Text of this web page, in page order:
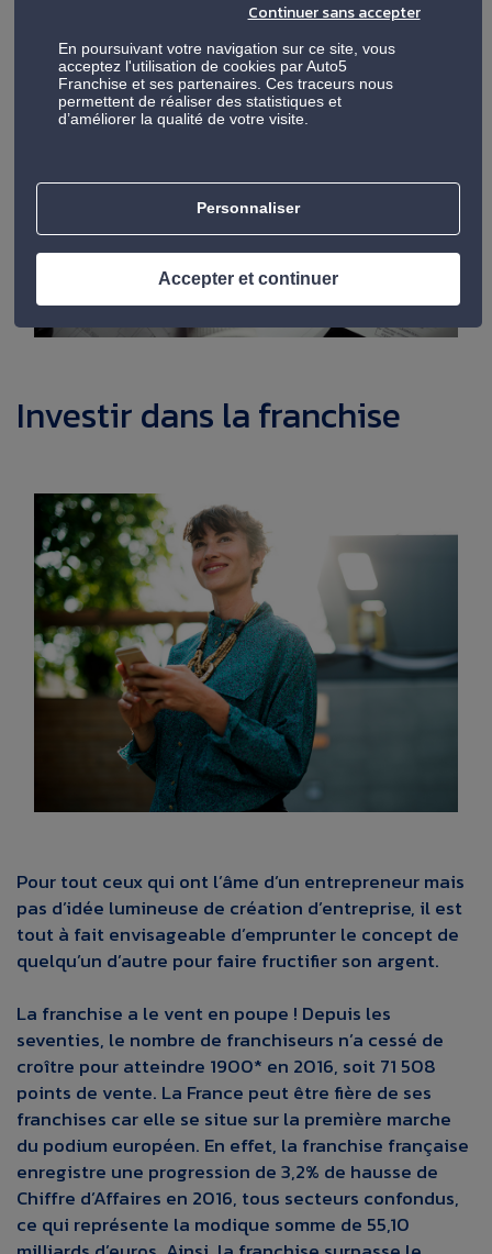
Investir dans la franchise
Pour tout ceux qui ont l’âme d’un entrepreneur mais
pas d’idée lumineuse de création d’entreprise, il est
tout à fait envisageable d’emprunter le concept de
quelqu’un d’autre pour faire fructifier son argent.
La franchise a le vent en poupe ! Depuis les
seventies, le nombre de franchiseurs n’a cessé de
croître pour atteindre 1900* en 2016, soit 71 508
points de vente. La France peut être fière de ses
franchises car elle se situe sur la première marche
du podium européen. En effet, la franchise française
enregistre une progression de 3,2% de hausse de
Chiffre d’Affaires en 2016, tous secteurs confondus,
ce qui représente la modique somme de 55,10
En poursuivant votre navigation sur ce site, vous
acceptez l'utilisation de cookies par Auto5
Franchise et ses partenaires. Ces traceurs nous
permettent de réaliser des statistiques et
d’améliorer la qualité de votre visite.
Personnaliser
Continuer sans accepter
Accepter et continuer